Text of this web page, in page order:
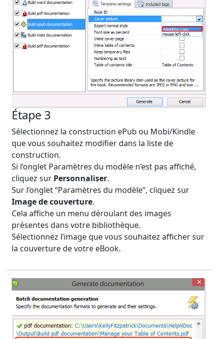
Étape 3
Sélectionnez la construction ePub ou Mobi/Kindle
que vous souhaitez modifier dans la liste de
construction.
Si l’onglet Paramètres du modèle n’est pas affiché,
cliquez sur Personnaliser.
Sur l’onglet “Paramètres du modèle”, cliquez sur
Image de couverture.
Cela affiche un menu déroulant des images
présentes dans votre bibliothèque.
Sélectionnez l’image que vous souhaitez afficher sur
la couverture de votre eBook.